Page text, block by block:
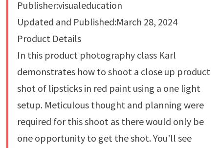
Publisher:visualeducation
Updated and Published:March 28, 2024
Product Details
In this product photography class Karl
demonstrates how to shoot a close up product
shot of lipsticks in red paint using a one light
setup. Meticulous thought and planning were
required for this shoot as there would only be
one opportunity to get the shot. You’ll see